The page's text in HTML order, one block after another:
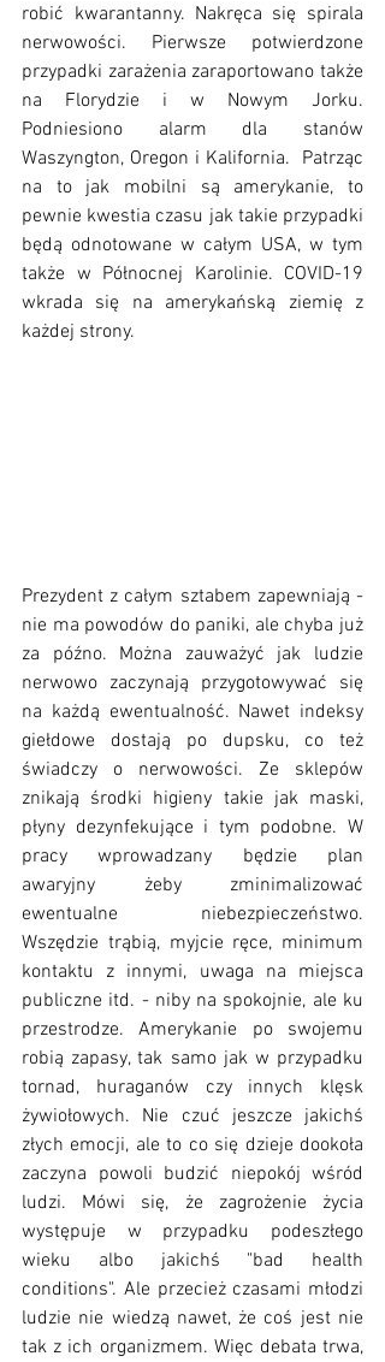
robić kwarantanny. Nakręca się spirala
nerwowości. Pierwsze potwierdzone
przypadki zarażenia zaraportowano także
na Florydzie i w Nowym Jorku.
Podniesiono alarm dla stanów
Waszyngton, Oregon i Kalifornia.  Patrząc
na to jak mobilni są amerykanie, to
pewnie kwestia czasu jak takie przypadki
będą odnotowane w całym USA, w tym
także w Północnej Karolinie. COVID-19
wkrada się na amerykańską ziemię z
każdej strony.
Prezydent z całym sztabem zapewniają -
nie ma powodów do paniki, ale chyba już
za późno. Można zauważyć jak ludzie
nerwowo zaczynają przygotowywać się
na każdą ewentualność. Nawet indeksy
giełdowe dostają po dupsku, co też
świadczy o nerwowości. Ze sklepów
znikają środki higieny takie jak maski,
płyny dezynfekujące i tym podobne. W
pracy wprowadzany będzie plan
awaryjny żeby zminimalizować
ewentualne niebezpieczeństwo.
Wszędzie trąbią, myjcie ręce, minimum
kontaktu z innymi, uwaga na miejsca
publiczne itd. - niby na spokojnie, ale ku
przestrodze. Amerykanie po swojemu
robią zapasy, tak samo jak w przypadku
tornad, huraganów czy innych klęsk
żywiołowych. Nie czuć jeszcze jakichś
złych emocji, ale to co się dzieje dookoła
zaczyna powoli budzić niepokój wśród
ludzi. Mówi się, że zagrożenie życia
występuje w przypadku podeszłego
wieku albo jakichś "bad health
conditions". Ale przecież czasami młodzi
ludzie nie wiedzą nawet, że coś jest nie
tak z ich organizmem. Więc debata trwa,